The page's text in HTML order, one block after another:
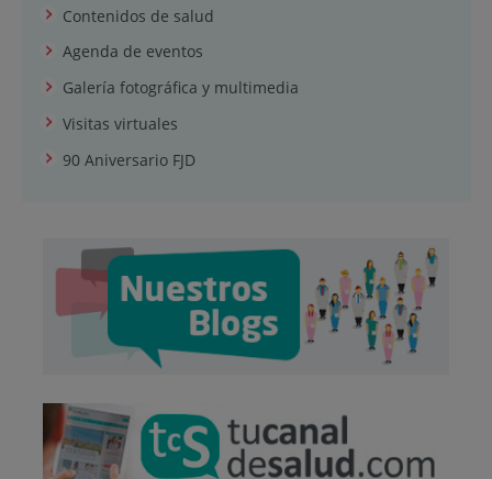
Contenidos de salud
Agenda de eventos
Galería fotográfica y multimedia
Visitas virtuales
90 Aniversario FJD